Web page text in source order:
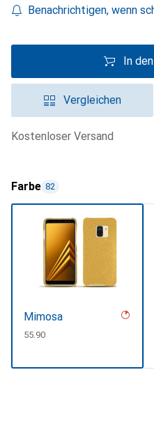
Benachrichtigen, wenn
In
Vergleichen
kostenloser Versand
Farbe 82
Mimosa
CHF
55.90